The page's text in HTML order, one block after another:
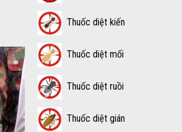
Thuốc diệt kiến
Thuốc diệt mối
Thuốc diệt ruồi
Thuốc diệt gián